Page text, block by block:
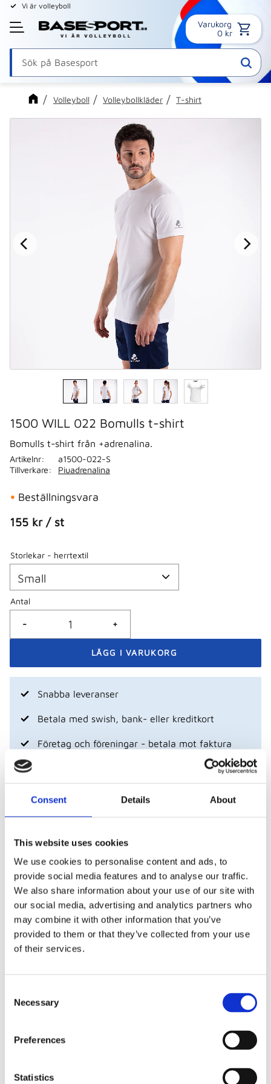
Consent Details About
This website uses cookies
We use cookies to personalise content and ads, to
provide social media features and to analyse our traffic.
We also share information about your use of our site with
our social media, advertising and analytics partners who
may combine it with other information that you’ve
provided to them or that they’ve collected from your use
of their services.
Necessary
Preferences
Statistics
Meny
Vi är volleyboll
Varukorg
0 kr
Volleyboll Volleybollkläder T-shirt
1500 WILL 022 Bomulls t-shirt
Bomulls t-shirt från +adrenalina.
155 kr / st
Storlekar - herrtextil
Antal
+
-
Beställningsvara
Artikelnr
a1500-022-S
Tillverkare
Piuadrenalina
Snabba leveranser
Betala med swish, bank- eller kreditkort
Företag och föreningar - betala mot faktura
vänster ärm så gott om plats till klubbmärke,
sponsortryck etc.
Produktinformation
Relaterade produkter